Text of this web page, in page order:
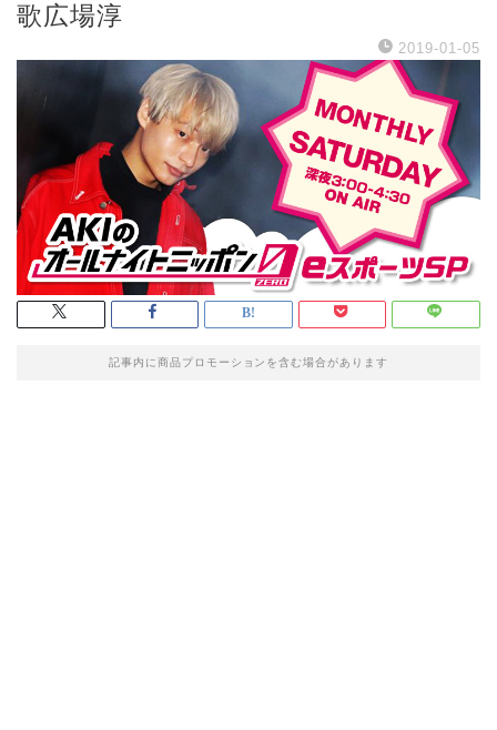
歌広場淳
2019-01-05
記事内に商品プロモーションを含む場合があります